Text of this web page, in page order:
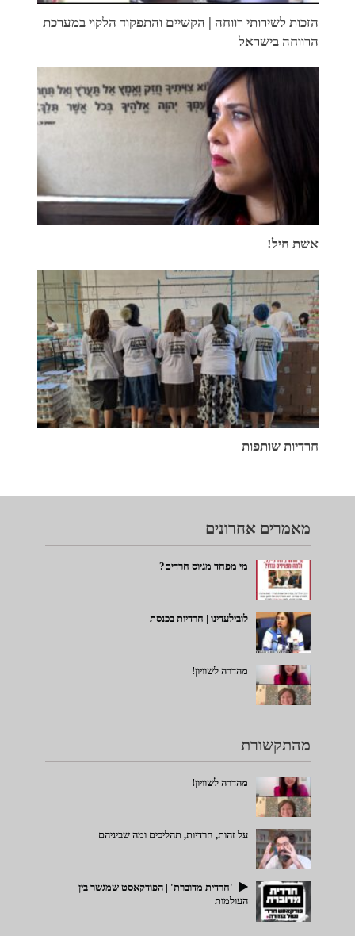
הזכות לשירותי רווחה | הקשיים והתפקוד הלקוי במערכת
הרווחה בישראל
אשת חיל!
חרדיות שותפות
מאמרים אחרונים
מי מפחד מגיוס חרדים?
לובילעדינו | חרדיות בכנסת
מהדרה לשוויון!
מהתקשורת
מהדרה לשוויון!
על זהות, חרדיות, תהליכים ומה שביניהם
'חרדית מדוברת' | הפודקאסט שמגשר בין
העולמות